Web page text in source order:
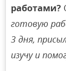
работами?
готовую
3 дня,
изучу и